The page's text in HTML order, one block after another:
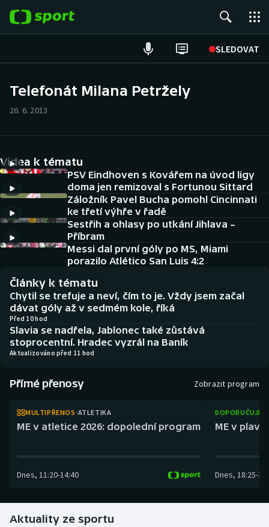
SLEDOVAT
ME v plavání
Fotbal
Hokej
Tenis
DALŠÍ SPORTY
Americký fotbal
Atletika
Baseball a softbal
Basketbal
Box
Cyklistika
NEPŘEHLÉDNĚTE
Soutěže
Historické návraty
Aplikace ČT sport
Telefonát Milana Petržely
26. 6. 2013
Videa k tématu
PSV Eindhoven s Kovářem na úvod ligy
doma jen remizoval s Fortunou Sittard
Záložník Pavel Bucha pomohl Cincinnati
ke třetí výhře v řadě
Sestřih a ohlasy po utkání Jihlava –
Příbram
Messi dal první góly po MS, Miami
porazilo Atlético San Luis 4:2
Články k tématu
Chytil se trefuje a neví, čím to je. Vždy jsem začal
dávat góly až v sedmém kole, říká
Před 10 hod
Slavia se nadřela, Jablonec také zůstává
stoprocentní. Hradec vyzrál na Baník
Aktualizováno před 11 hod
Přímé přenosy Zobrazit program
MULTIPŘENOS ATLETIKA
ME v atletice 2026: dopolední program
Dnes, 11:20-14:40
ME v
Dnes, 18:25-
Aktuality ze sportu